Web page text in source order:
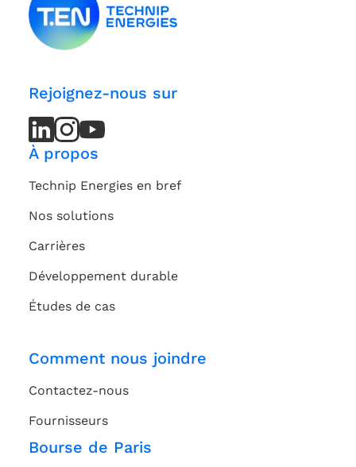
Rejoignez-nous sur
LinkedIn
LinkedIn
Instagram
Instagram
Youtube
Channel
À propos
Technip Energies en bref
Nos solutions
Carrières
Développement durable
Études de cas
Comment nous joindre
Contactez-nous
Fournisseurs
Bourse de Paris